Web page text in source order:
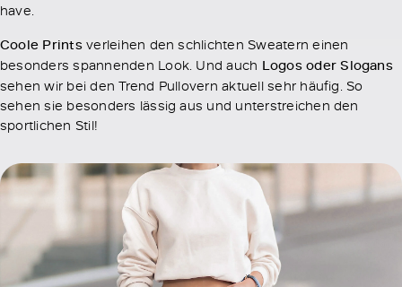
have.
Coole Printsverleihen den schlichten Sweatern einen
besonders spannenden Look. Und auch Logos oder Slogans
sehen wir bei den Trend Pullovern aktuell sehr häufig. So
sehen sie besonders lässig aus und unterstreichen den
sportlichen Stil!